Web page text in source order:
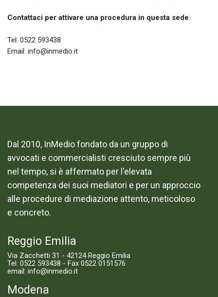
Contattaci per attivare una procedura in questa sede
Tel: 0522 593438
Email: info@inmedio.it
Dal 2010, InMedio fondato da un gruppo di
avvocati e commercialisti cresciuto sempre più
nel tempo, si è affermato per l'elevata
competenza dei suoi mediatori e per un approccio
alle procedure di mediazione attento, meticoloso
e concreto.
Reggio Emilia
Via Zacchetti 31 - 42124 Reggio Emilia
Tel. 0522 593438 - Fax 0522 0151576
email: info@inmedio.it
Modena